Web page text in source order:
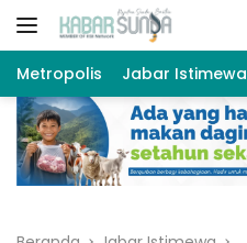
Langsung
Metropolis Jabar Istimewa